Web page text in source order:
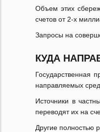
Объем этих
счетов от 2-х
Запросы на
КУДА
Государственная
направляемых
Источники в
переводят их на
Другие полностью